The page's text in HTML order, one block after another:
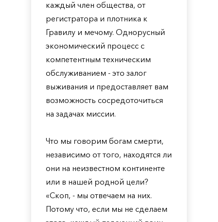
каждый член общества, от
регистратора и плотника к
Гравилу и мечому. Однорусный
экономический процесс с
компетентным техническим
обслуживанием - это залог
выживания и предоставляет вам
возможность сосредоточиться
на задачах миссии.
Что мы говорим богам смерти,
независимо от того, находятся ли
они на неизвестном континенте
или в нашей родной цели?
«Скоп, - мы отвечаем на них.
Потому что, если мы не сделаем